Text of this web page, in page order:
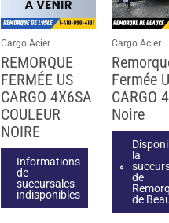
Cargo Acier
REMORQUE
FERMÉE US
CARGO 4X6SA
COULEUR
NOIRE
Informations
de
succursales
indisponibles
Cargo Acier
Fermée
CARGO
Noire
la
de
de